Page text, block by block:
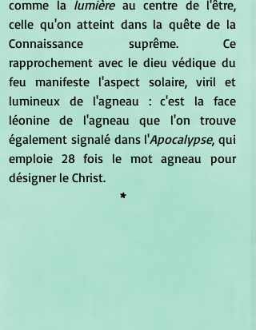
comme la lumière au centre de l'être,
celle qu'on atteint dans la quête de la
Connaissance suprême. Ce
rapprochement avec le dieu védique du
feu manifeste l'aspect solaire, viril et
lumineux de l'agneau : c'est la face
léonine de l'agneau que l'on trouve
également signalé dans l'Apocalypse, qui
emploie 28 fois le mot agneau pour
désigner le Christ.
*